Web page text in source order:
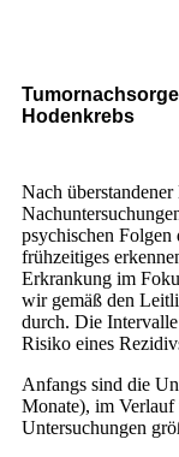
Hodenkrebs
Nach
psychischen
frühzeitiges
Erkrankung im
wir gemäß den
durch. Die
Risiko eines
Anfangs sind die
Monate), im Verlauf
Untersuchungen